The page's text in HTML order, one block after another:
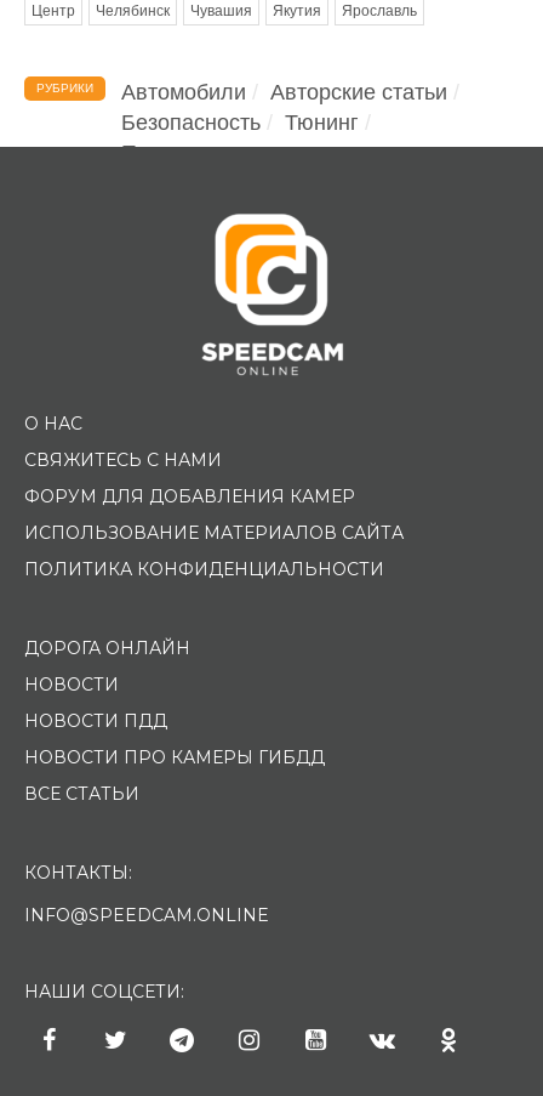
Центр Челябинск Чувашия Якутия Ярославль
РУБРИКИ Автомобили
Авторские статьи
Безопасность
Тюнинг
Помощь водителю
О НАС
СВЯЖИТЕСЬ С НАМИ
ФОРУМ ДЛЯ ДОБАВЛЕНИЯ КАМЕР
ИСПОЛЬЗОВАНИЕ МАТЕРИАЛОВ САЙТА
ПОЛИТИКА КОНФИДЕНЦИАЛЬНОСТИ
ДОРОГА ОНЛАЙН
НОВОСТИ
НОВОСТИ ПДД
НОВОСТИ ПРО КАМЕРЫ ГИБДД
ВСЕ СТАТЬИ
КОНТАКТЫ:
INFO@SPEEDCAM.ONLINE
НАШИ СОЦСЕТИ: